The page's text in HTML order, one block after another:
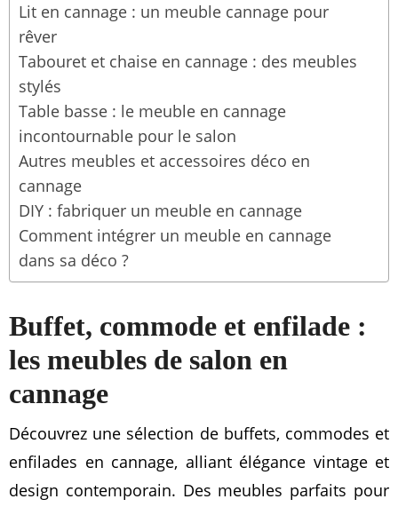
Lit en cannage : un meuble cannage pour
rêver
Tabouret et chaise en cannage : des meubles
stylés
Table basse : le meuble en cannage
incontournable pour le salon
Autres meubles et accessoires déco en
cannage
DIY : fabriquer un meuble en cannage
Comment intégrer un meuble en cannage
dans sa déco ?
Buffet, commode et enfilade :
les meubles de salon en
cannage
Découvrez une sélection de buffets, commodes et
enfilades en cannage, alliant élégance vintage et
design contemporain. Des meubles parfaits pour